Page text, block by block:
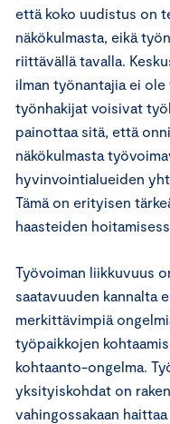
että koko uudistus on
näkökulmasta, eikä
riittävällä tavalla.
ilman työnantajia ei
työnhakijat voisivat
painottaa sitä, että
näkökulmasta
hyvinvointialueiden
Tämä on erityisen
haasteiden
Työvoiman liikkuvuus
saatavuuden kannalta
merkittävimpiä
työpaikkojen
kohtaanto-ongelma.
yksityiskohdat on
vahingossakaan